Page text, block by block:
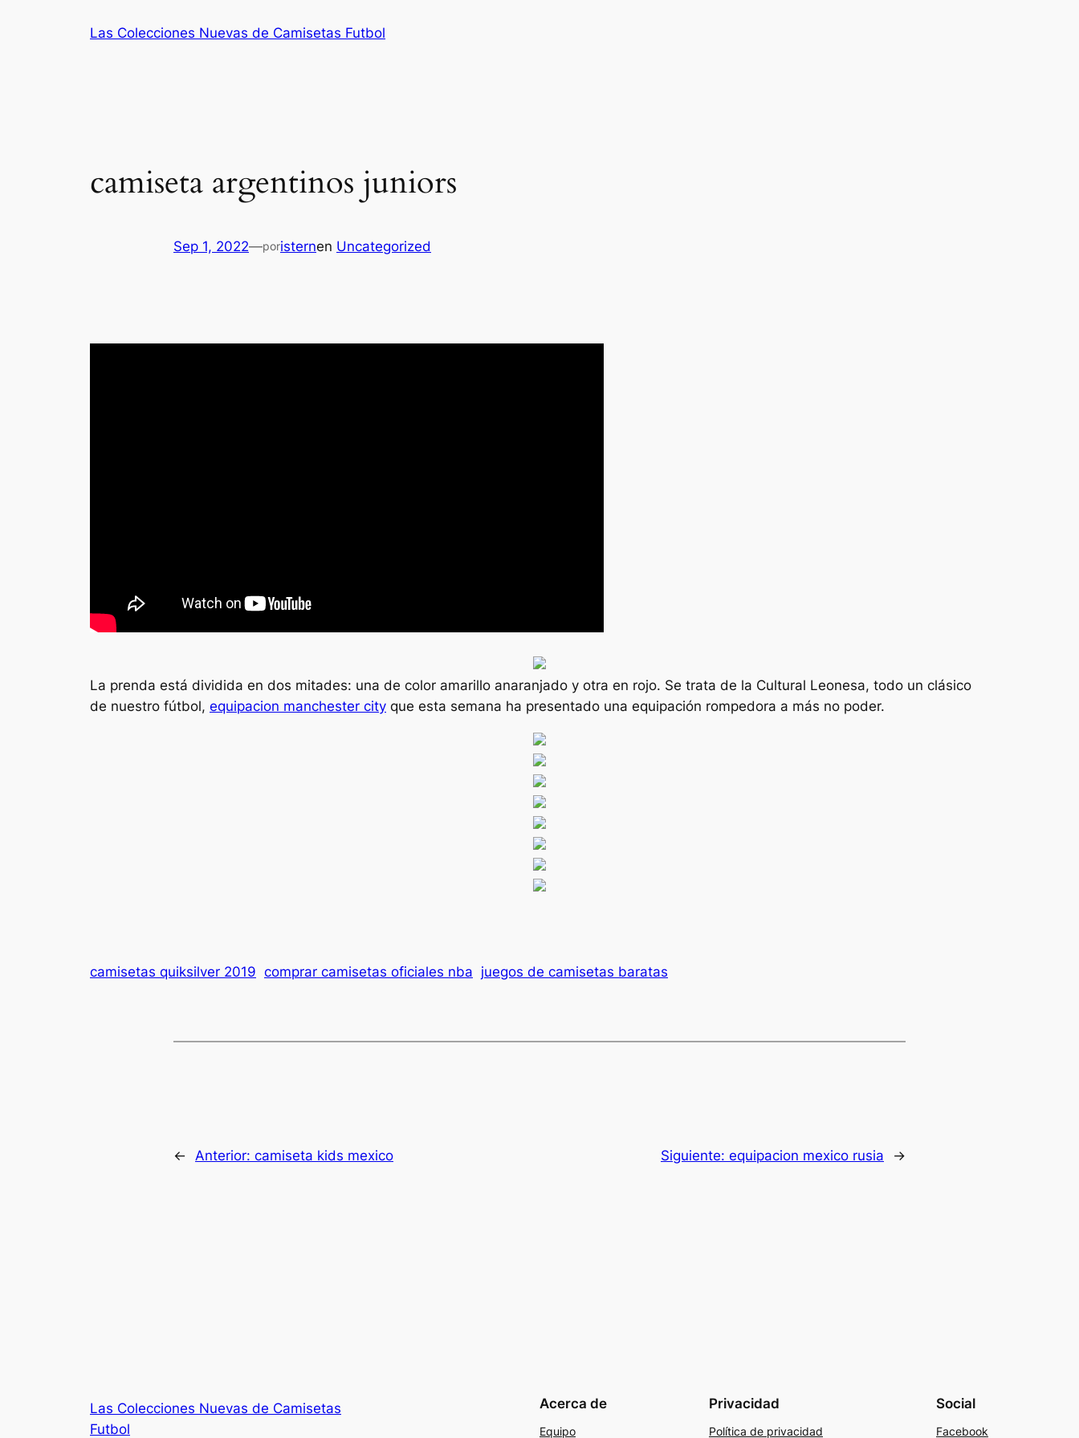
Las Colecciones Nuevas de Camisetas Futbol
camiseta argentinos juniors
Sep 1, 2022—poristernen Uncategorized
La prenda está dividida en dos mitades: una de color amarillo anaranjado y otra en rojo. Se trata de la Cultural Leonesa, todo un clásico
de nuestro fútbol, equipacion manchester city que esta semana ha presentado una equipación rompedora a más no poder.
camisetas quiksilver 2019 comprar camisetas oficiales nba juegos de camisetas baratas
← Anterior: camiseta kids mexico Siguiente: equipacion mexico rusia →
Las Colecciones Nuevas de Camisetas
Futbol
Acerca de
Equipo
Privacidad
Política de privacidad
Social
Facebook